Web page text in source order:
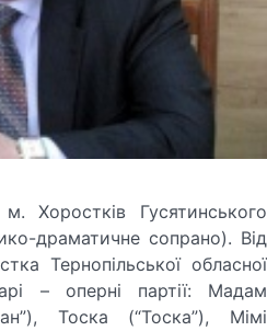
м. Хоростків Гусятинського
драматичне сопрано). Від
Тернопільської обласної
– оперні партії: Мадам
Тоска (“Тоска”), Мімі